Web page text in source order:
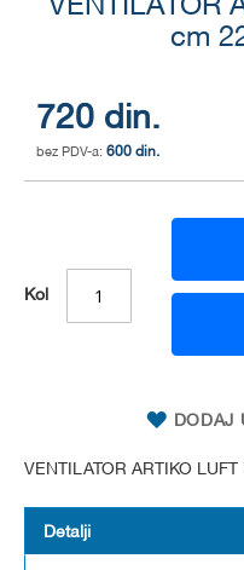
VENTILATOR
cm
720 din.
600 din.
Kol
DODAJ
VENTILATOR ARTIKO
the
images
gallery
Detalji